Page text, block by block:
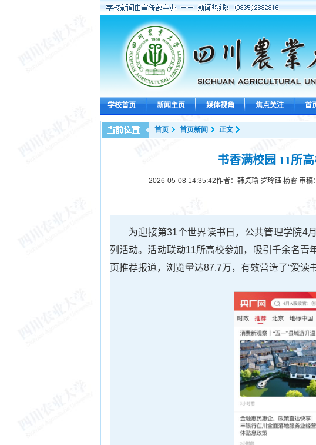
学校首页 新闻主页 媒体视角 焦点关注 首
首页 首页新闻 正文
书香满校园 11所
2026-05-08 14:35:42作者：韩贞瑜 罗玲钰 杨睿 审稿
为迎接第31个世界读书日，公共管理学院4
列活动。活动联动11所高校参加，吸引千余名青
页推荐报道，浏览量达87.7万，有效营造了“爱读